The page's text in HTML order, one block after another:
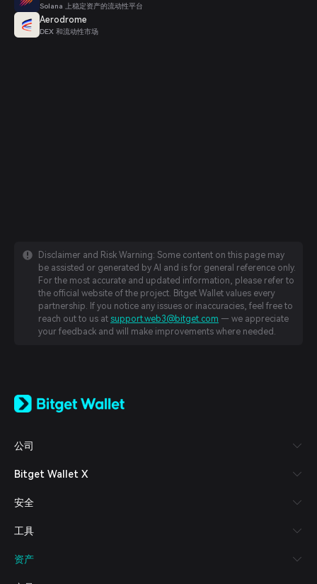
Solana 上稳定资产的流动性平台
Aerodrome
DEX 和流动性市场
Disclaimer and Risk Warning: Some content on this page may
be assisted or generated by AI and is for general reference only.
For the most accurate and updated information, please refer to
the official website of the project. Bitget Wallet values every
partnership. If you notice any issues or inaccuracies, feel free to
reach out to us at support.web3@bitget.com — we appreciate
your feedback and will make improvements where needed.
日本語
Español (Latinoamérica)
Italiano
Deutsch
繁體中文
Bahasa Indonesia
ภาษาไทย
公司
Bitget Wallet X
安全
工具
资产